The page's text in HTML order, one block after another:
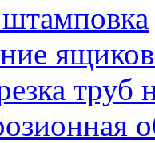
труб